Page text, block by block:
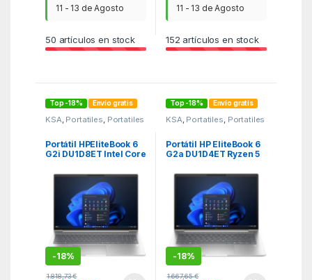
11 - 13 de Agosto
50 artículos en stock
11 - 13 de Agosto
152 artículos en stock
Top -18% Envío gratis
KSA, Portatiles, Portatiles
Portátil HPEliteBook 6
G2i DU1D8ET Intel Core
SSD/ 16″/ Win11 Pro
-18%
1.818,73€
Top -18% Envío gratis
KSA, Portatiles, Portatiles
Portátil HP EliteBook 6
G2a DU1D4ET Ryzen 5
14″/ Win11 Pro
-18%
1.667,65€